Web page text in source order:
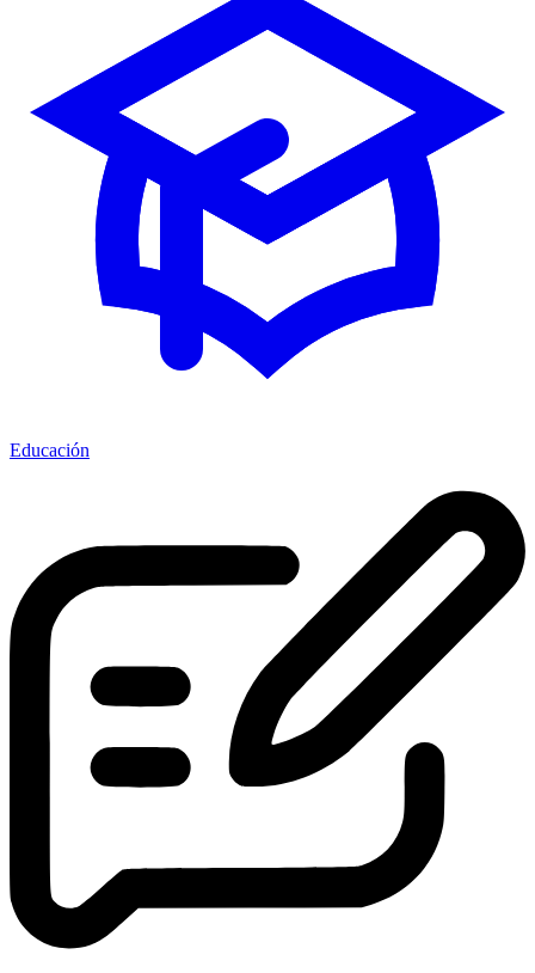
Educación